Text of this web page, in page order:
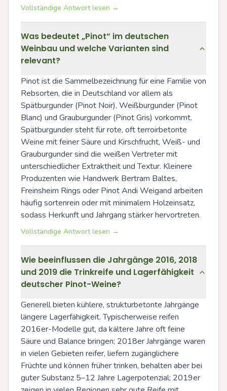
Vollständige Antwort lesen →
Was bedeutet „Pinot“ im deutschen
Weinbau und welche Varianten sind
relevant?
Pinot ist die Sammelbezeichnung für eine Familie von
Rebsorten, die in Deutschland vor allem als
Spätburgunder (Pinot Noir), Weißburgunder (Pinot
Blanc) und Grauburgunder (Pinot Gris) vorkommt.
Spätburgunder steht für rote, oft terroirbetonte
Weine mit feiner Säure und Kirschfrucht, Weiß- und
Grauburgunder sind die weißen Vertreter mit
unterschiedlicher Extraktheit und Textur. Kleinere
Produzenten wie Handwerk Bertram Baltes,
Freinsheim Rings oder Pinot Andi Weigand arbeiten
häufig sortenrein oder mit minimalem Holzeinsatz,
sodass Herkunft und Jahrgang stärker hervortreten.
Vollständige Antwort lesen →
Wie beeinflussen die Jahrgänge 2016, 2018
und 2019 die Trinkreife und Lagerfähigkeit
deutscher Pinot-Weine?
Generell bieten kühlere, strukturbetonte Jahrgänge
längere Lagerfähigkeit. Typischerweise reifen
2016er-Modelle gut, da kältere Jahre oft feine
Säure und Balance bringen; 2018er Jahrgänge waren
in vielen Gebieten reifer, liefern zugänglichere
Früchte und können früher trinken, behalten aber bei
guter Substanz 5–12 Jahre Lagerpotenzial; 2019er